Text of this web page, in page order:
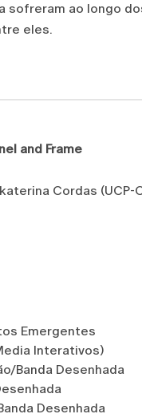
ao longo
eles.
and Frame
Cordas (UCP-
Emergentes
Interativos)
Banda Desenhada
Desenhada